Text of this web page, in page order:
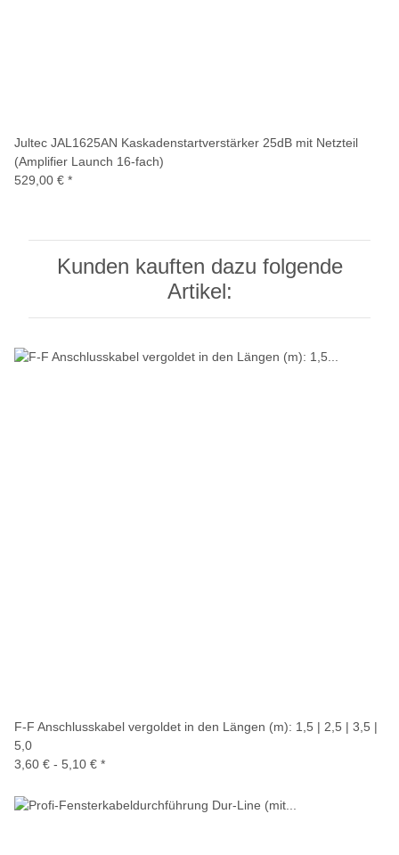
Jultec JAL1625AN Kaskadenstartverstärker 25dB mit Netzteil
(Amplifier Launch 16-fach)
529,00 € *
Kunden kauften dazu folgende
Artikel:
F-F Anschlusskabel vergoldet in den Längen (m): 1,5 | 2,5 | 3,5 |
5,0
3,60 € - 5,10 € *